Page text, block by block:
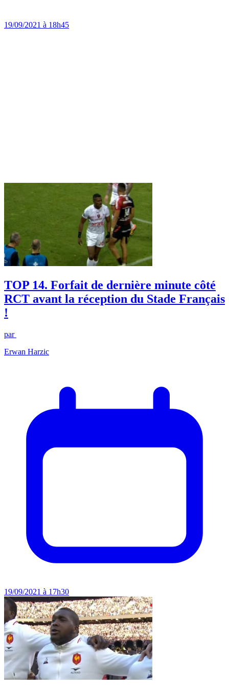
19/09/2021 à 18h45
TOP 14. Forfait de dernière minute côté
RCT avant la réception du Stade Français
!
par
Erwan Harzic
19/09/2021 à 17h30